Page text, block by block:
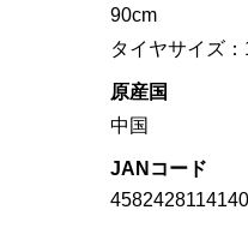
90cm
タイヤサイズ
原産国
中国
JANコード
4582428114140